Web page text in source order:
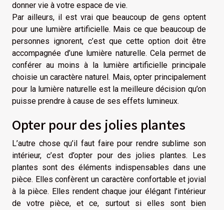
donner vie à votre espace de vie.
Par ailleurs, il est vrai que beaucoup de gens optent
pour une lumière artificielle. Mais ce que beaucoup de
personnes ignorent, c’est que cette option doit être
accompagnée d’une lumière naturelle. Cela permet de
conférer au moins à la lumière artificielle principale
choisie un caractère naturel. Mais, opter principalement
pour la lumière naturelle est la meilleure décision qu’on
puisse prendre à cause de ses effets lumineux.
Opter pour des jolies plantes
L’autre chose qu’il faut faire pour rendre sublime son
intérieur, c’est d’opter pour des jolies plantes. Les
plantes sont des éléments indispensables dans une
pièce. Elles confèrent un caractère confortable et jovial
à la pièce. Elles rendent chaque jour élégant l’intérieur
de votre pièce, et ce, surtout si elles sont bien